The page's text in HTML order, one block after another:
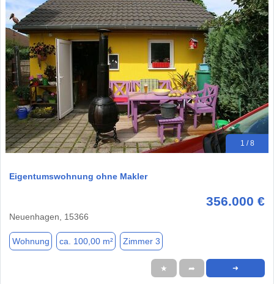
1 / 8
Eigentumswohnung ohne Makler
356.000 €
Neuenhagen, 15366
Wohnung ca. 100,00 m² Zimmer 3
★ ➦ ➜